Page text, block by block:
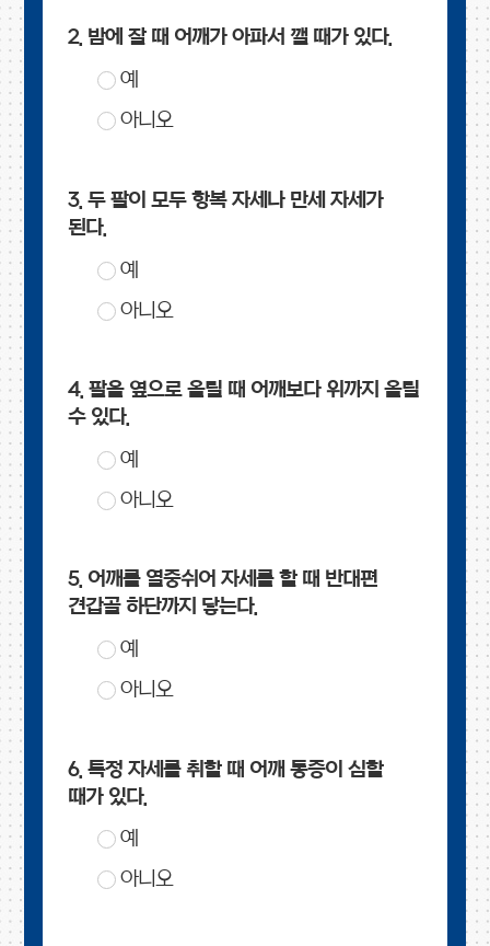
2. 밤에 잘 때 어깨가 아파서 깰 때가 있다.
예
아니오
3. 두 팔이 모두 항복 자세나 만세 자세가
된다.
예
아니오
4. 팔을 옆으로 올릴 때 어깨보다 위까지 올릴
수 있다.
예
아니오
5. 어깨를 열중쉬어 자세를 할 때 반대편
견갑골 하단까지 닿는다.
예
아니오
6. 특정 자세를 취할 때 어깨 통증이 심할
때가 있다.
예
아니오